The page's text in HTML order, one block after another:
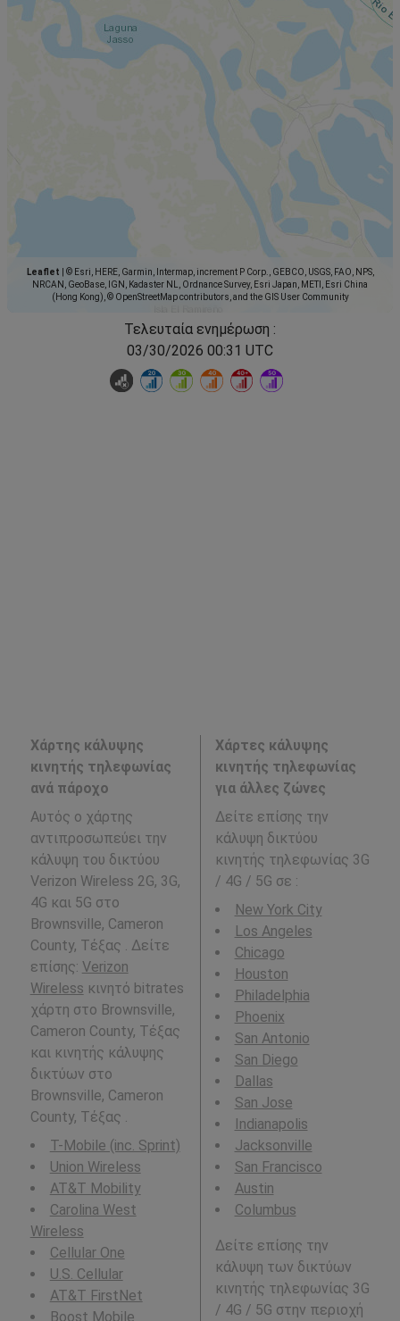
Leaflet
© Esri, HERE, Garmin, Intermap, increment P Corp., GEBCO, USGS, FAO, NPS,
NRCAN, GeoBase, IGN, Kadaster NL, Ordnance Survey, Esri Japan, METI, Esri China
(Hong Kong), © OpenStreetMap contributors, and the GIS User Community
Τελευταία ενημέρωση :
03/30/2026 00:31 UTC
Χάρτης κάλυψης
κινητής τηλεφωνίας
ανά πάροχο
Αυτός ο χάρτης
αντιπροσωπεύει την
κάλυψη του δικτύου
Verizon Wireless 2G, 3G,
4G και 5G στο
Brownsville, Cameron
County, Τέξας . Δείτε
επίσης: Verizon
Wireless κινητό bitrates
χάρτη στο Brownsville,
Cameron County, Τέξας
και κινητής κάλυψης
δικτύων στο
Brownsville, Cameron
County, Τέξας .
T-Mobile (inc. Sprint)
Union Wireless
AT&T Mobility
Carolina West
Wireless
Cellular One
U.S. Cellular
AT&T FirstNet
Boost Mobile
Χάρτες κάλυψης
κινητής τηλεφωνίας
για άλλες ζώνες
Δείτε επίσης την
κάλυψη δικτύου
κινητής τηλεφωνίας 3G
/ 4G / 5G σε :
New York City
Los Angeles
Chicago
Houston
Philadelphia
Phoenix
San Antonio
San Diego
Dallas
San Jose
Indianapolis
Jacksonville
San Francisco
Austin
Columbus
Δείτε επίσης την
κάλυψη των δικτύων
κινητής τηλεφωνίας 3G
/ 4G / 5G στην περιοχή